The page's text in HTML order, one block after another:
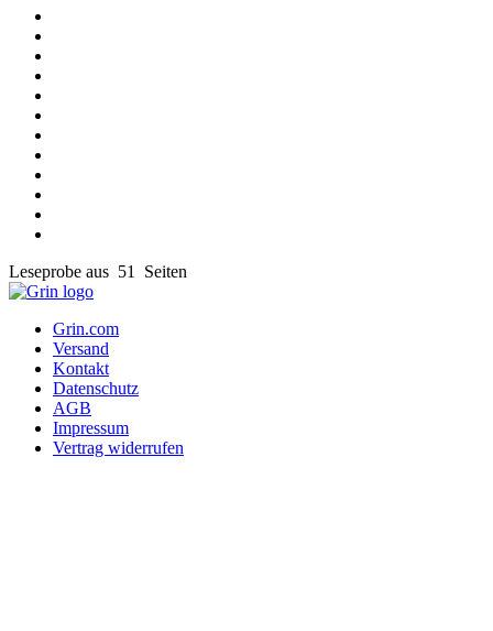
Leseprobe aus 51 Seiten
Grin.com
Versand
Kontakt
Datenschutz
AGB
Impressum
Vertrag widerrufen